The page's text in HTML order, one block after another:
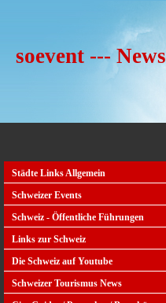
soevent ---
Städte Links Allgemein
Schweizer Events
Schweiz - Öffentliche Führungen
Links zur Schweiz
Die Schweiz auf Youtube
Schweizer Tourismus News